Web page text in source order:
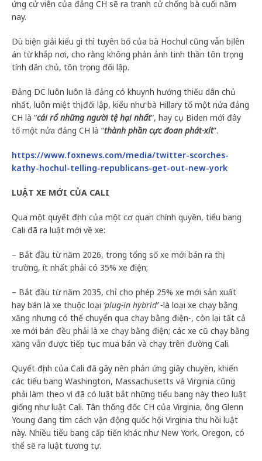
ứng cử viên của đảng CH sẽ ra tranh cử chống bà cuối năm
nay.
Dù biện giải kiểu gì thì tuyên bố của bà Hochul cũng vẫn bị lên
án từ khắp nơi, cho rằng không phản ảnh tinh thần tôn trọng
tính dân chủ, tôn trọng đối lập.
Đảng DC luôn luôn là đảng có khuynh hướng thiếu dân chủ
nhất, luôn miệt thị đối lập, kiểu như bà Hillary tố một nửa đảng
CH là “cái rổ những người tệ hại nhất”, hay cụ Biden mới đây
tố một nửa đảng CH là “thành phần cực đoan phát-xít”.
https://www.foxnews.com/media/twitter-scorches-
kathy-hochul-telling-republicans-get-out-new-york
LUẬT XE MỚI CỦA CALI
Qua một quyết định của một cơ quan chính quyền, tiểu bang
Cali đã ra luật mới về xe:
– Bắt đầu từ năm 2026, trong tổng số xe mới bán ra thị
trường, ít nhất phải có 35% xe điện;
– Bắt đầu từ năm 2035, chỉ cho phép 25% xe mới sản xuất
hay bán là xe thuộc loại ‘plug-in hybrid’-là loại xe chạy bằng
xăng nhưng có thể chuyển qua chạy bằng điện-, còn lại tất cả
xe mới bán đều phải là xe chạy bằng điện; các xe cũ chạy bằng
xăng vẫn được tiếp tục mua bán và chạy trên đường Cali.
Quyết định của Cali đã gây nên phản ứng giây chuyền, khiến
các tiểu bang Washington, Massachusetts và Virginia cũng
phải làm theo vì đã có luật bắt những tiểu bang này theo luật
giống như luật Cali. Tân thống đốc CH của Virginia, ông Glenn
Young đang tìm cách vận động quốc hội Virginia thu hồi luật
này. Nhiều tiểu bang cấp tiến khác như New York, Oregon, có
thể sẽ ra luật tương tự.